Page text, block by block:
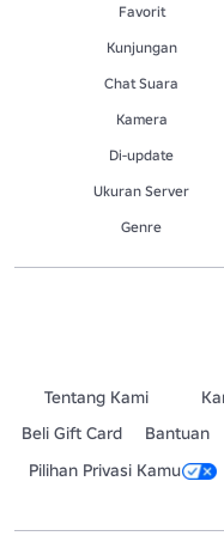
Favorit
Kunjungan
Chat Suara
Kamera
Di-update
Ukuran Server
Genre
Tentang Kami
Beli Gift Card
Bantuan
Pilihan Privasi Kamu